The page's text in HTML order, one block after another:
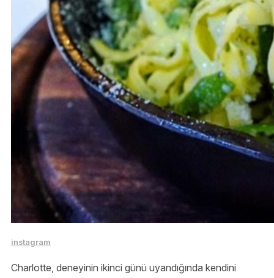
instagram
Charlotte, deneyinin ikinci günü uyandığında kendini